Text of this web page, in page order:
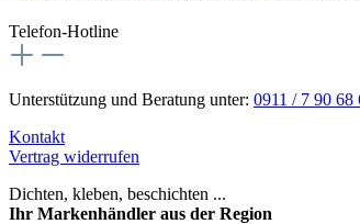
Telefon-Hotline
Unterstützung und Beratung unter: 0911 / 7 90 68
Kontakt
Vertrag widerrufen
Dichten, kleben, beschichten ...
Ihr Markenhändler aus der Region